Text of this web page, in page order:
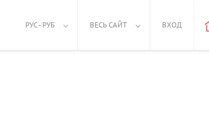
РУС - РУБ ВЕСЬ САЙТ ВХОД